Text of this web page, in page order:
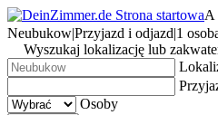
A
Neubukow|Przyjazd i odjazd|1
Wyszukaj lokalizację lub
Osoby